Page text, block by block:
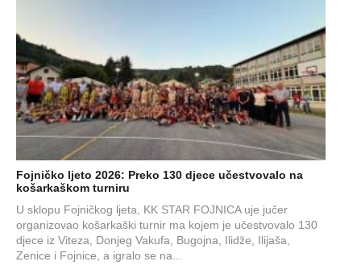
Fojničko ljeto 2026: Preko 130 djece učestvovalo na
košarkaškom turniru
U sklopu Fojničkog ljeta, KK STAR FOJNICA uje jučer
organizovao košarkaški turnir ma kojem je učestvovalo 130
djece iz Viteza, Donjeg Vakufa, Bugojna, Ilidže, Ilijaša,
Zenice i Fojnice, a igralo se na...